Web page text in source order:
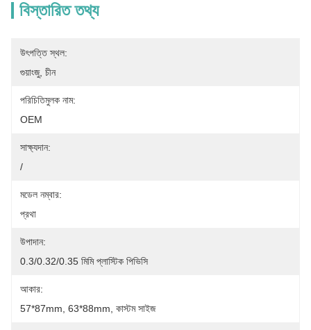
বিস্তারিত তথ্য
উৎপত্তি স্থল:
গুয়াংজু, চীন
পরিচিতিমুলক নাম:
OEM
সাক্ষ্যদান:
/
মডেল নম্বার:
প্রথা
উপাদান:
0.3/0.32/0.35 মিমি প্লাস্টিক পিভিসি
আকার:
57*87mm, 63*88mm, কাস্টম সাইজ